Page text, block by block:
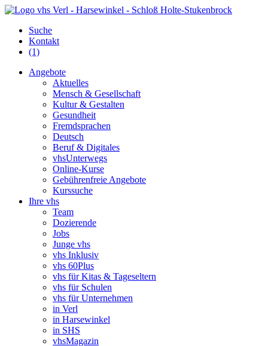
Suche
Kontakt
(1)
Angebote
Aktuelles
Mensch & Gesellschaft
Kultur & Gestalten
Gesundheit
Fremdsprachen
Deutsch
Beruf & Digitales
vhsUnterwegs
Online-Kurse
Gebührenfreie Angebote
Kurssuche
Ihre vhs
Team
Dozierende
Jobs
Junge vhs
vhs Inklusiv
vhs 60Plus
vhs für Kitas & Tageseltern
vhs für Schulen
vhs für Unternehmen
in Verl
in Harsewinkel
in SHS
vhsMagazin